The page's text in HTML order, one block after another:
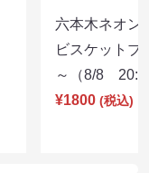
六本木ネオン
ビスケットブ
～（8/8
¥1800 (税込)